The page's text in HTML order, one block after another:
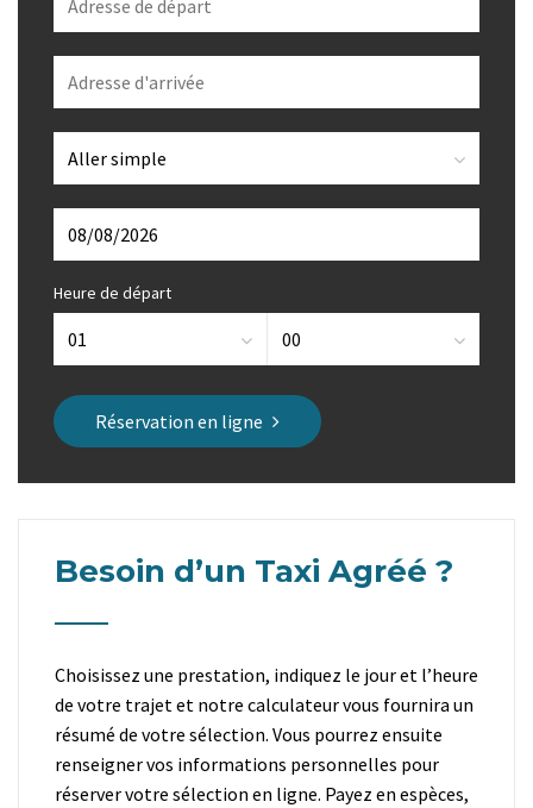
Heure de départ
Réservation en ligne
Besoin d’un Taxi Agréé ?
Choisissez une prestation, indiquez le jour et l’heure
de votre trajet et notre calculateur vous fournira un
résumé de votre sélection. Vous pourrez ensuite
renseigner vos informations personnelles pour
réserver votre sélection en ligne. Payez en espèces,